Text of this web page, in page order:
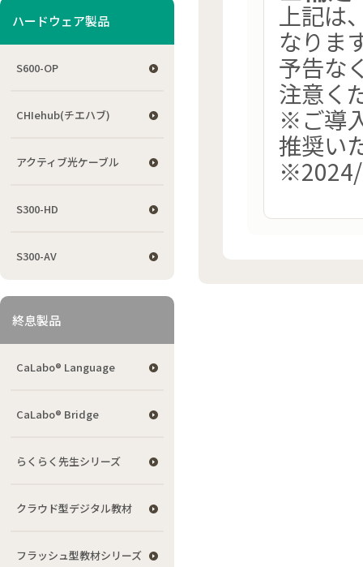
ハードウェア製品
S600-OP
CHIehub(チエハブ)
アクティブ光ケーブル
S300-HD
S300-AV
終息製品
CaLabo® Language
CaLabo® Bridge
らくらく先生シリーズ
クラウド型デジタル教材
フラッシュ型教材シリーズ
上記は
なりま
予告な
注意く
※ご導
推奨い